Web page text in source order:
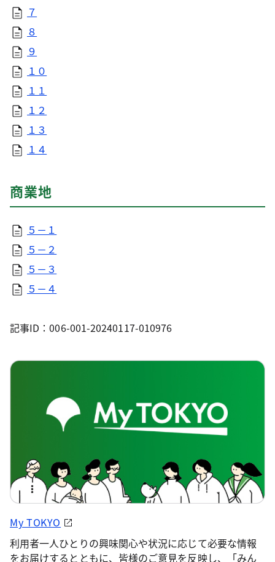
７
８
９
１０
１１
１２
１３
１４
商業地
５－１
５－２
５－３
５－４
記事ID：006-001-20240117-010976
My TOKYO
利用者一人ひとりの興味関心や状況に応じて必要な情報
をお届けするとともに、皆様のご意見を反映し、「みん